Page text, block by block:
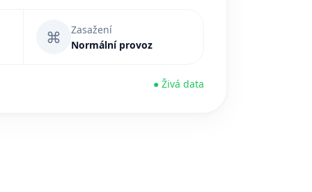
⌘
Zasažení
Normální provoz
● Živá data